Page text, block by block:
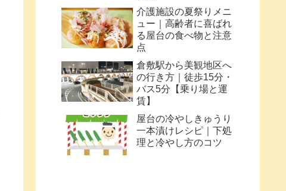
介護施設の夏祭りメニ
ュー｜高齢者に喜ばれ
る屋台の食べ物と注意
点
倉敷駅から美観地区へ
の行き方｜徒歩15分・
バス5分【乗り場と運
賃】
屋台の冷やしきゅうり
一本漬けレシピ｜下処
理と冷やし方のコツ